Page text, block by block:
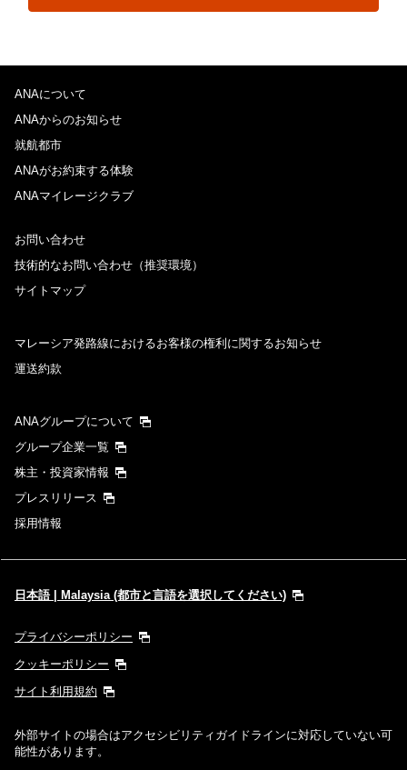
ANAについて
ANAからのお知らせ
就航都市
ANAがお約束する体験
ANAマイレージクラブ
お問い合わせ
技術的なお問い合わせ（推奨環境）
サイトマップ
マレーシア発路線におけるお客様の権利に関するお知らせ
運送約款
ANAグループについて
グループ企業一覧
株主・投資家情報
プレスリリース
採用情報
日本語 | Malaysia (都市と言語を選択してください)
プライバシーポリシー
クッキーポリシー
サイト利用規約
外部サイトの場合はアクセシビリティガイドラインに対応していない可
能性があります。